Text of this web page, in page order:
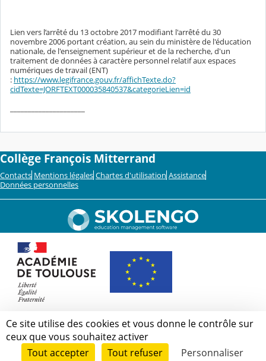
Lien vers l’arrêté du 13 octobre 2017 modifiant l'arrêté du 30
novembre 2006 portant création, au sein du ministère de l'éducation
nationale, de l'enseignement supérieur et de la recherche, d'un
traitement de données à caractère personnel relatif aux espaces
numériques de travail (ENT)
: https://www.legifrance.gouv.fr/affichTexte.do?
cidTexte=JORFTEXT000035840537&categorieLien=id
Collège François Mitterrand
Contacts Mentions légales Chartes d'utilisation Assistance
Données personnelles
Ce site utilise des cookies et vous donne le contrôle sur
ceux que vous souhaitez activer
Tout accepter
Tout refuser Personnaliser